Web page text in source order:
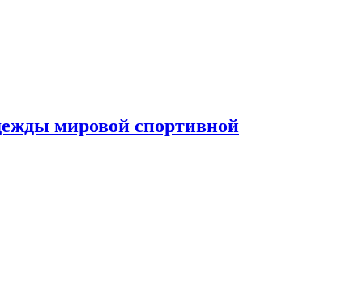
мировой спортивной